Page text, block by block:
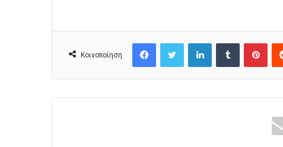
Κοινοποίηση